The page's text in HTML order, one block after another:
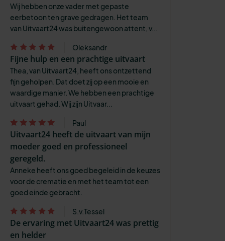
Wij hebben onze vader met gepaste
eerbetoon ten grave gedragen. Het team
van Uitvaart24 was buitengewoon attent, v...
Oleksandr
Fijne hulp en een prachtige uitvaart
Thea, van Uitvaart24, heeft ons ontzettend
fijn geholpen. Dat doet zij op een mooie en
waardige manier. We hebben een prachtige
uitvaart gehad. Wij zijn Uitvaar...
Paul
Uitvaart24 heeft de uitvaart van mijn
moeder goed en professioneel
geregeld.
Anneke heeft ons goed begeleid in de keuzes
voor de crematie en met het team tot een
goed einde gebracht.
S.v.Tessel
De ervaring met Uitvaart24 was prettig
en helder